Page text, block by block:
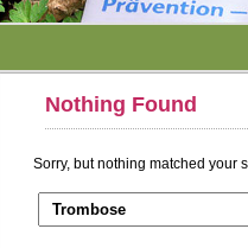
Nothing Found
Sorry, but nothing matched your